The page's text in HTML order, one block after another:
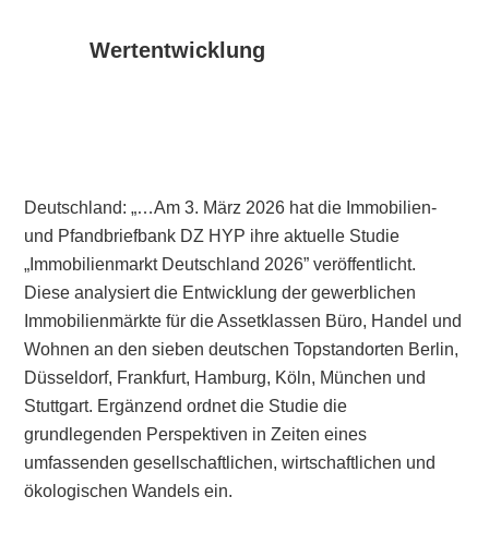
Wertentwicklung
Deutschland: „…Am 3. März 2026 hat die Immobilien-
und Pfandbriefbank DZ HYP ihre aktuelle Studie
„Immobilienmarkt Deutschland 2026” veröffentlicht.
Diese analysiert die Entwicklung der gewerblichen
Immobilienmärkte für die Assetklassen Büro, Handel und
Wohnen an den sieben deutschen Topstandorten Berlin,
Düsseldorf, Frankfurt, Hamburg, Köln, München und
Stuttgart. Ergänzend ordnet die Studie die
grundlegenden Perspektiven in Zeiten eines
umfassenden gesellschaftlichen, wirtschaftlichen und
ökologischen Wandels ein.